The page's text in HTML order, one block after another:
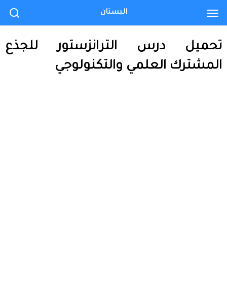
تحميل درس الترانزستور للجذع
المشترك العلمي والتكنولوجي
البستان